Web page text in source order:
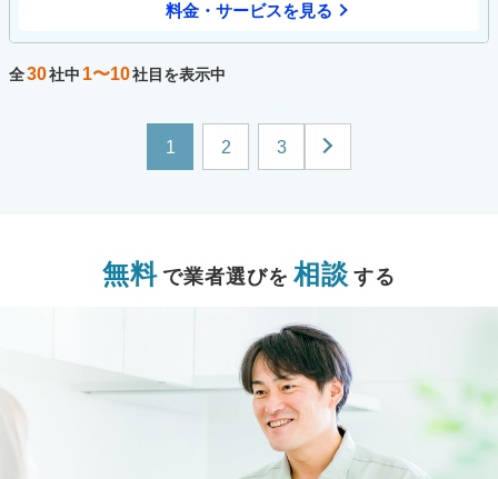
料金・サービスを見る
全30社中 1〜10社目を表示中
1 2 3
無料 で業者選びを 相談 する